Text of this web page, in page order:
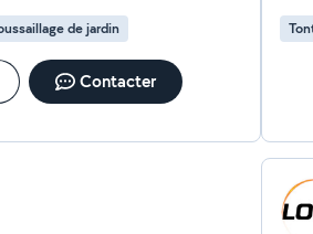
de jardin
Contacter